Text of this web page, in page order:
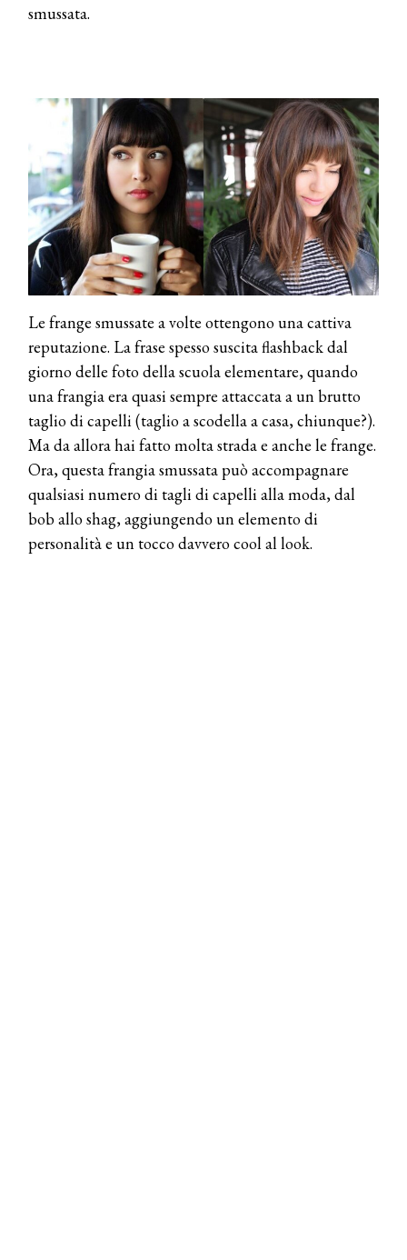
smussata.
Le frange smussate a volte ottengono una cattiva
reputazione. La frase spesso suscita flashback dal
giorno delle foto della scuola elementare, quando
una frangia era quasi sempre attaccata a un brutto
taglio di capelli (taglio a scodella a casa, chiunque?).
Ma da allora hai fatto molta strada e anche le frange.
Ora, questa frangia smussata può accompagnare
qualsiasi numero di tagli di capelli alla moda, dal
bob allo shag, aggiungendo un elemento di
personalità e un tocco davvero cool al look.